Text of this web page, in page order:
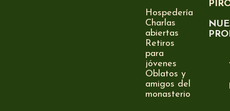
Hospedería
Charlas
abiertas
Retiros
para
jóvenes
Oblatos y
amigos del
monasterio